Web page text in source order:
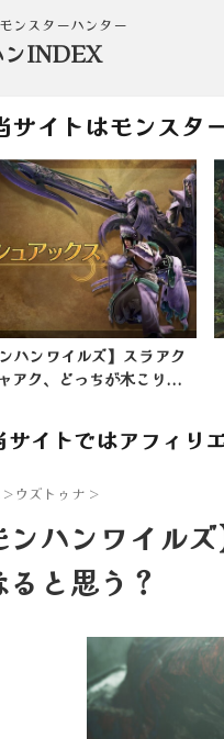
ンスターハンター
ンINDEX
サイトはモンスタ
ンハンワイルズ】スラアク
アク、どっちが木こり...
サイトではアフィリ
>ウズトゥナ >
ンハンワイル
ると思う？